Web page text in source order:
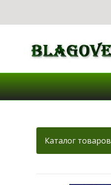
Каталог товаров